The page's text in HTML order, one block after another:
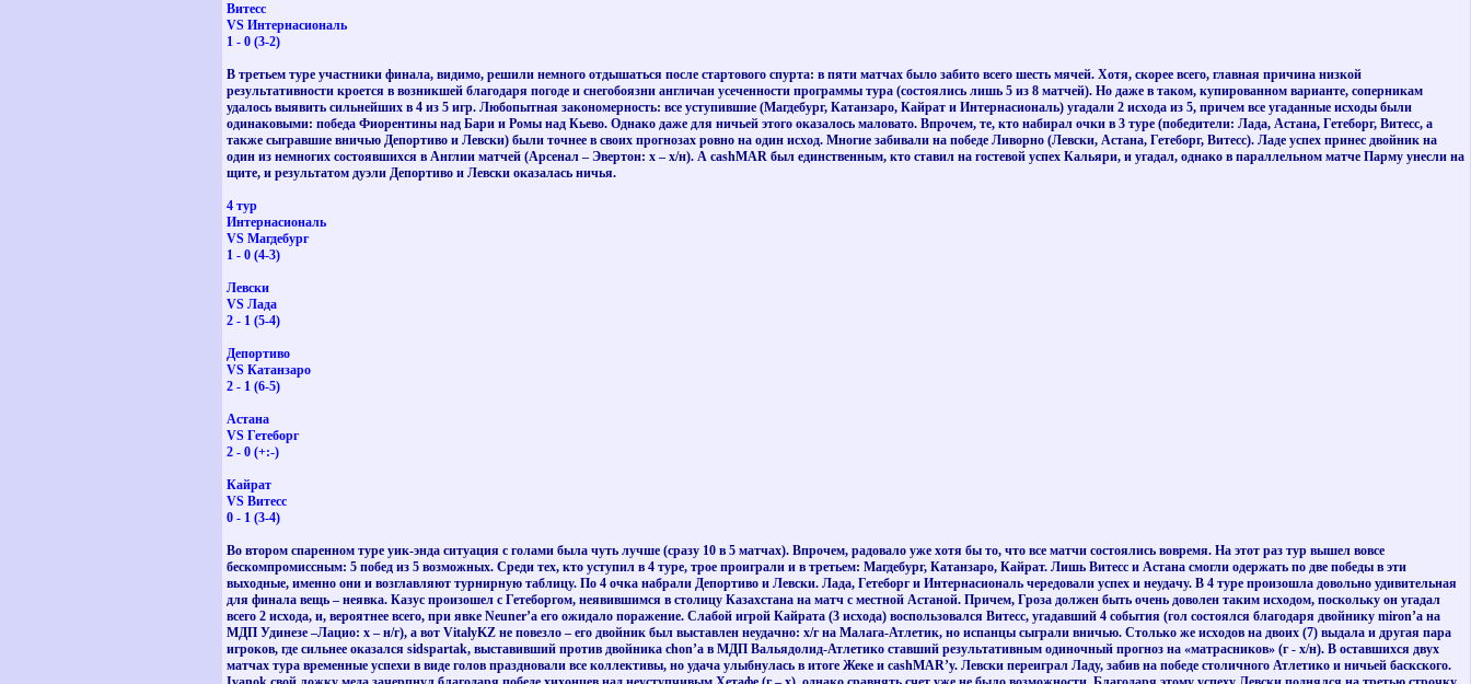
Витесс
VS Интернаcиональ
1 - 0 (3-2)
В третьем туре участники финала, видимо, решили немного отдышаться после стартового спурта: в пяти матчах было забито всего шесть мячей. Хотя, скорее всего, главная причина низкой
результативности кроется в возникшей благодаря погоде и снегобоязни англичан усеченности программы тура (состоялись лишь 5 из 8 матчей). Но даже в таком, купированном варианте, соперникам
удалось выявить сильнейших в 4 из 5 игр. Любопытная закономерность: все уступившие (Магдебург, Катанзаро, Кайрат и Интернасиональ) угадали 2 исхода из 5, причем все угаданные исходы были
одинаковыми: победа Фиорентины над Бари и Ромы над Кьево. Однако даже для ничьей этого оказалось маловато. Впрочем, те, кто набирал очки в 3 туре (победители: Лада, Астана, Гетеборг, Витесс, а
также сыгравшие вничью Депортиво и Левски) были точнее в своих прогнозах ровно на один исход. Многие забивали на победе Ливорно (Левски, Астана, Гетеборг, Витесс). Ладе успех принес двойник на
один из немногих состоявшихся в Англии матчей (Арсенал – Эвертон: х – х/н). А cashMAR был единственным, кто ставил на гостевой успех Кальяри, и угадал, однако в параллельном матче Парму унесли на
щите, и результатом дуэли Депортиво и Левски оказалась ничья.
4 тур
Интернаcиональ
VS Магдебург
1 - 0 (4-3)
Левски
VS Лада
2 - 1 (5-4)
Депортиво
VS Катанзаро
2 - 1 (6-5)
Астана
VS Гетеборг
2 - 0 (+:-)
Кайрат
VS Витесс
0 - 1 (3-4)
Во втором спаренном туре уик-энда ситуация с голами была чуть лучше (сразу 10 в 5 матчах). Впрочем, радовало уже хотя бы то, что все матчи состоялись вовремя. На этот раз тур вышел вовсе
бескомпромиссным: 5 побед из 5 возможных. Среди тех, кто уступил в 4 туре, трое проиграли и в третьем: Магдебург, Катанзаро, Кайрат. Лишь Витесс и Астана смогли одержать по две победы в эти
выходные, именно они и возглавляют турнирную таблицу. По 4 очка набрали Депортиво и Левски. Лада, Гетеборг и Интернасиональ чередовали успех и неудачу. В 4 туре произошла довольно удивительная
для финала вещь – неявка. Казус произошел с Гетеборгом, неявившимся в столицу Казахстана на матч с местной Астаной. Причем, Гроза должен быть очень доволен таким исходом, поскольку он угадал
всего 2 исхода, и, вероятнее всего, при явке Neuner’a его ожидало поражение. Слабой игрой Кайрата (3 исхода) воспользовался Витесс, угадавший 4 события (гол состоялся благодаря двойнику miron’a на
МДП Удинезе –Лацио: х – н/г), а вот VitalyKZ не повезло – его двойник был выставлен неудачно: х/г на Малага-Атлетик, но испанцы сыграли вничью. Столько же исходов на двоих (7) выдала и другая пара
игроков, где сильнее оказался sidspartak, выставивший против двойника chon’a в МДП Вальядолид-Атлетико ставший результативным одиночный прогноз на «матрасников» (г - х/н). В оставшихся двух
матчах тура временные успехи в виде голов праздновали все коллективы, но удача улыбнулась в итоге Жеке и cashMAR’у. Левски переиграл Ладу, забив на победе столичного Атлетико и ничьей баскского.